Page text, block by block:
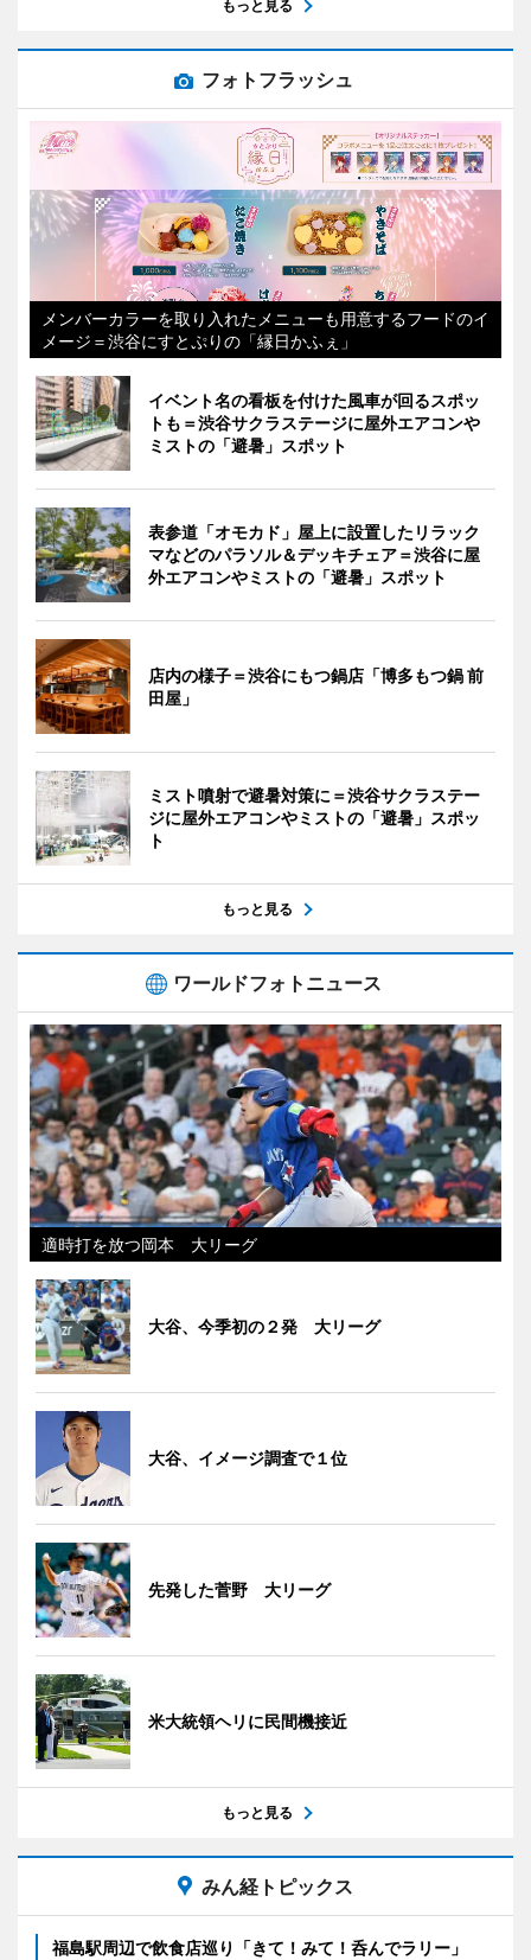
もっと見る
フォトフラッシュ
メンバーカラーを取り入れたメニューも用意するフードのイ
メージ＝渋谷にすとぷりの「縁日かふぇ」
イベント名の看板を付けた風車が回るスポッ
トも＝渋谷サクラステージに屋外エアコンや
ミストの「避暑」スポット
表参道「オモカド」屋上に設置したリラック
マなどのパラソル＆デッキチェア＝渋谷に屋
外エアコンやミストの「避暑」スポット
店内の様子＝渋谷にもつ鍋店「博多もつ鍋 前
田屋」
ミスト噴射で避暑対策に＝渋谷サクラステー
ジに屋外エアコンやミストの「避暑」スポッ
ト
もっと見る
ワールドフォトニュース
適時打を放つ岡本 大リーグ
大谷、今季初の２発 大リーグ
大谷、イメージ調査で１位
先発した菅野 大リーグ
米大統領ヘリに民間機接近
もっと見る
みん経トピックス
福島駅周辺で飲食店巡り「きて！みて！呑んでラリー」